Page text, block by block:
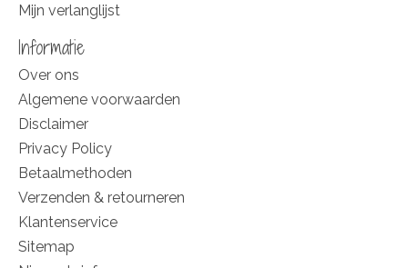
Mijn verlanglijst
Informatie
Over ons
Algemene voorwaarden
Disclaimer
Privacy Policy
Betaalmethoden
Verzenden & retourneren
Klantenservice
Sitemap